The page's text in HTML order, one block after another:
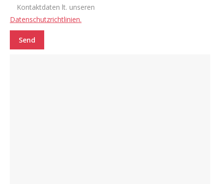
Kontaktdaten lt. unseren
Datenschutzrichtlinien.